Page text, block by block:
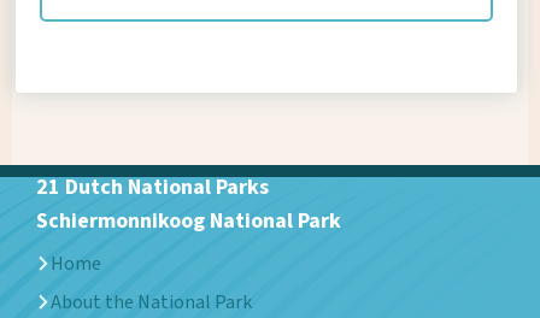
21 Dutch National Parks
Schiermonnikoog National Park
Home
About the National Park